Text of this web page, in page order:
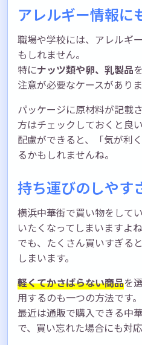
アレルギー情報に
職場や学校には、アレルギ
もしれません。
特にナッツ類や卵、乳製品
注意が必要なケースがありま
パッケージに原材料が記載
方はチェックしておくと良い
配慮ができると、「気が利
るかもしれませんね。
持ち運びのしやす
横浜中華街で買い物をして
いたくなってしまいますよね
でも、たくさん買いすぎる
しまいます。
軽くてかさばらない商品を
用するのも一つの方法です。
最近は通販で購入できる中
で、買い忘れた場合にも対